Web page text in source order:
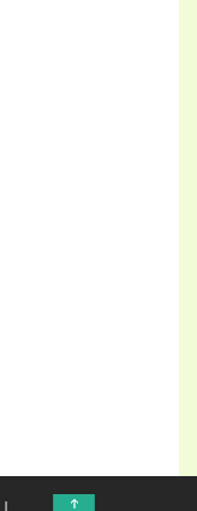
↑